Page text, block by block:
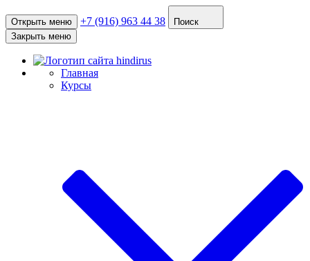
Открыть меню +7 (916) 963 44 38
Поиск
Закрыть меню
Главная
Курсы